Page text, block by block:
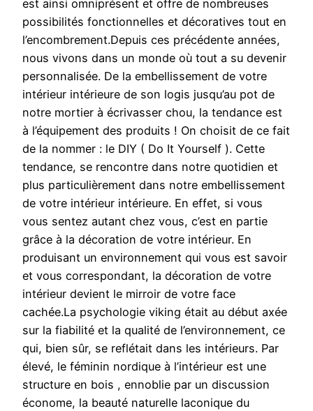
est ainsi omniprésent et offre de nombreuses
possibilités fonctionnelles et décoratives tout en
l’encombrement.Depuis ces précédente années,
nous vivons dans un monde où tout a su devenir
personnalisée. De la embellissement de votre
intérieur intérieure de son logis jusqu’au pot de
notre mortier à écrivasser chou, la tendance est
à l’équipement des produits ! On choisit de ce fait
de la nommer : le DIY ( Do It Yourself ). Cette
tendance, se rencontre dans notre quotidien et
plus particulièrement dans notre embellissement
de votre intérieur intérieure. En effet, si vous
vous sentez autant chez vous, c’est en partie
grâce à la décoration de votre intérieur. En
produisant un environnement qui vous est savoir
et vous correspondant, la décoration de votre
intérieur devient le mirroir de votre face
cachée.La psychologie viking était au début axée
sur la fiabilité et la qualité de l’environnement, ce
qui, bien sûr, se reflétait dans les intérieurs. Par
élevé, le féminin nordique à l’intérieur est une
structure en bois , ennoblie par un discussion
économe, la beauté naturelle laconique du